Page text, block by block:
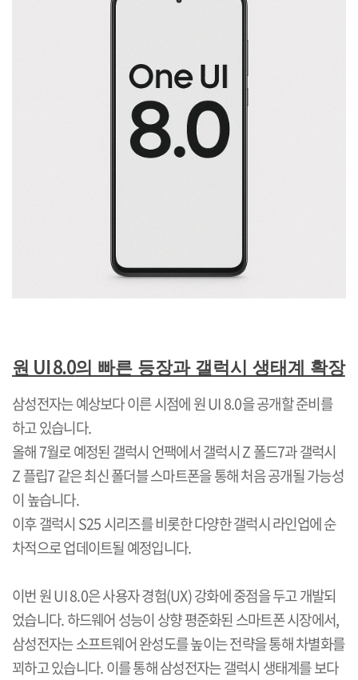
원 UI 8.0의 빠른 등장과 갤럭시 생태계 확장
삼성전자는 예상보다 이른 시점에 원UI 8.0을 공개할 준비를
하고 있습니다.
올해7월로 예정된 갤럭시 언팩에서 갤럭시Z폴드7과 갤럭시
Z플립7같은 최신 폴더블 스마트폰을 통해 처음 공개될 가능성
이 높습니다.
이후 갤럭시 S25시리즈를 비롯한 다양한 갤럭시 라인업에 순
차적으로 업데이트될 예정입니다.
이번 원UI 8.0은 사용자 경험(UX)강화에 중점을 두고 개발되
었습니다.하드웨어 성능이 상향 평준화된 스마트폰 시장에서,
삼성전자는 소프트웨어 완성도를 높이는 전략을 통해 차별화를
꾀하고 있습니다.이를 통해 삼성전자는 갤럭시 생태계를 보다